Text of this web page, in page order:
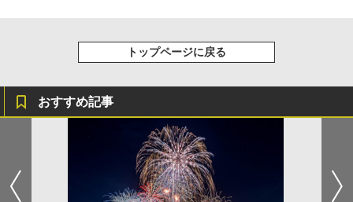
送
トップページに戻る
おすすめ記事